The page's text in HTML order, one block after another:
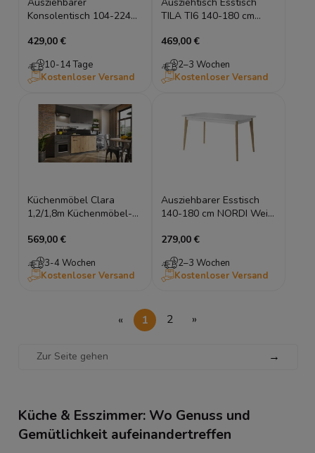
Konsolentisch 104-224
Klapptisch Esstisch
429,00 €
10-14 Tage
Kostenloser Versand
TILA TI6 140-180 cm
Geriffelte Details
469,00 €
2–3 Wochen
Kostenloser Versand
Küchenmöbel Clara
1,2/1,8m Küchenmöbel-
569,00 €
3-4 Wochen
Kostenloser Versand
Ausziehbarer Esstisch
140-180 cm NORDI Weiß
Tisch
279,00 €
2–3 Wochen
Kostenloser Versand
→
« 1 2 »
Küche & Esszimmer: Wo Genuss und
Gemütlichkeit aufeinandertreffen